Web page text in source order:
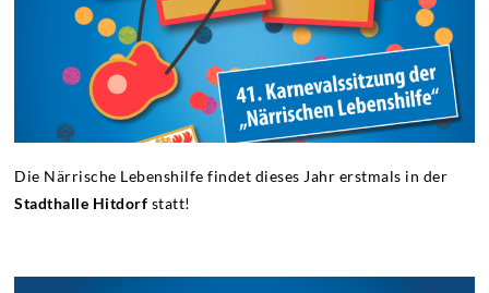
Die Närrische Lebenshilfe findet dieses Jahr erstmals in der
Stadthalle Hitdorf statt!